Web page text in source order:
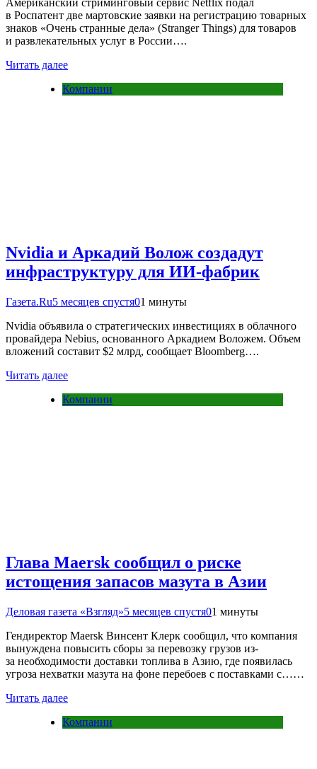
Американский стриминговый сервис Netflix подал
в Роспатент две мартовские заявки на регистрацию товарных
знаков «Очень странные дела» (Stranger Things) для товаров
и развлекательных услуг в России….
Читать далее
Компании
Nvidia и Аркадий Волож создадут
инфраструктуру для ИИ-фабрик
Газета.Ru5 месяцев спустя01 минуты
Nvidia объявила о стратегических инвестициях в облачного
провайдера Nebius, основанного Аркадием Воложем. Объем
вложений составит $2 млрд, сообщает Bloomberg….
Читать далее
Компании
Глава Maersk сообщил о риске
истощения запасов мазута в Азии
Деловая газета «Взгляд»5 месяцев спустя01 минуты
Гендиректор Maersk Винсент Клерк сообщил, что компания
вынуждена повысить сборы за перевозку грузов из-
за необходимости доставки топлива в Азию, где появилась
угроза нехватки мазута на фоне перебоев с поставками с……
Читать далее
Компании